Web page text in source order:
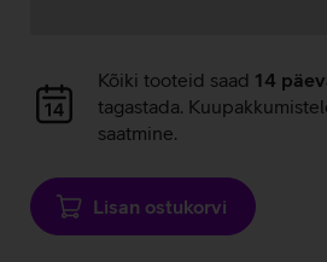
Andmete
laadimine
Kõiki tooteid saad 14
tagastada.
saatmine.
Lisan ostukorvi